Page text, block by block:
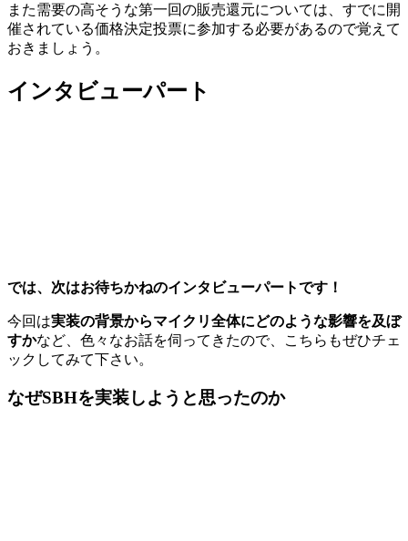
また需要の高そうな第一回の販売還元については、すでに開
催されている価格決定投票に参加する必要があるので覚えて
おきましょう。
インタビューパート
では、次はお待ちかねのインタビューパートです！
今回は実装の背景からマイクリ全体にどのような影響を及ぼ
すかなど、色々なお話を伺ってきたので、こちらもぜひチェ
ックしてみて下さい。
なぜSBHを実装しようと思ったのか